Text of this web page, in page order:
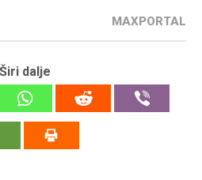
MAXPORTAL
Širi dalje